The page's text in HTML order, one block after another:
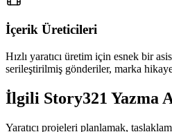
İçerik Üreticileri
Hızlı yaratıcı üretim için esnek bir
serileştirilmiş gönderiler, marka
İlgili Story321 Yazma
Yaratıcı projeleri planlamak,